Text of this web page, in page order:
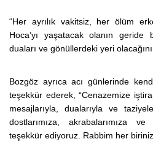
“Her ayrılık vakitsiz, her ölüm
Hoca’yı yaşatacak olanın geride
duaları ve gönüllerdeki yeri
Bozgöz ayrıca acı günlerinde
teşekkür ederek, “Cenazemize
mesajlarıyla, dualarıyla ve
dostlarımıza, akrabalarımıza
teşekkür ediyoruz. Rabbim her